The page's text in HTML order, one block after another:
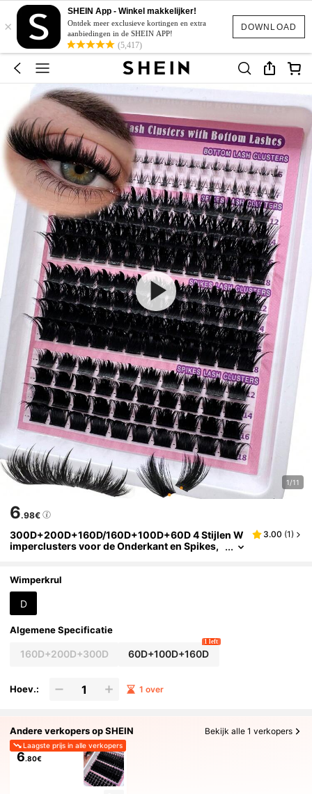
DOWNLOAD
×
SHEIN App - Winkel makkelijker!
Ontdek meer exclusieve kortingen en extra
aanbiedingen in de SHEIN APP!
(5,417)
1/11
6.98€
300D+200D+160D/160D+100D+60D 4 Stijlen W
imperclusters voor de Onderkant en Spikes,
imperclusters, Wimperclusters voor de Onderka
nt & Spikes DIY Fairy/Manga Wimper, 6-18mm Ge
mengde Lengte, Natuurlijk & Zacht, Multi-Type Na
tuurlijke Look, Geschikt voor Elke Stijl, Herbruikb
are Make-up Accessoires Wimperclusters, Wimp
erclusters, Individuele Wimperharen, Wimperhar
3.00 (1)
Wimperkrul
D
Algemene Specificatie
160D+200D+300D 60D+100D+160D
1 left
Hoev.: 1 over
Andere verkopers op SHEIN Bekijk alle 1 verkopers
Laagste prijs in alle verkopers
6.80€